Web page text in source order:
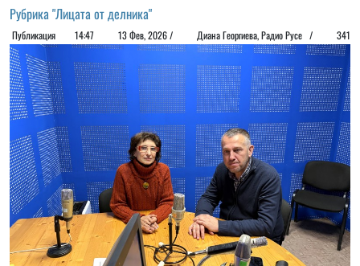
Рубрика "Лицата от делника"
Публикация 14:47 13 Фев, 2026 / Диана Георгиeва, Радио Русе / 341